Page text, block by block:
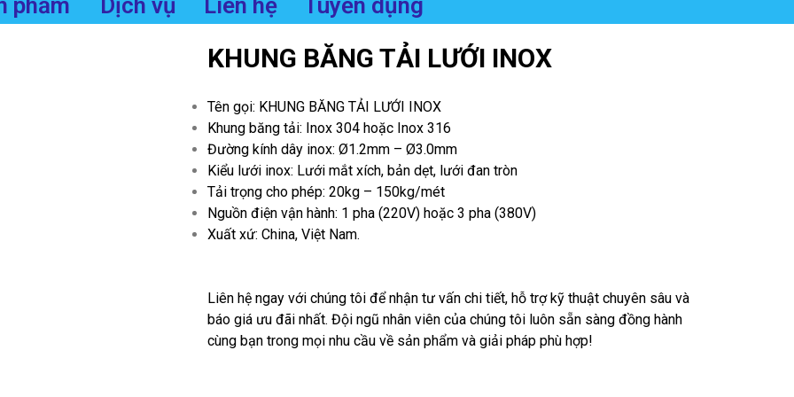
KHUNG BĂNG TẢI LƯỚI INOX
Tên gọi: KHUNG BĂNG TẢI LƯỚI INOX
Khung băng tải: Inox 304 hoặc Inox 316
Đường kính dây inox: Ø1.2mm – Ø3.0mm
Kiểu lưới inox: Lưới mắt xích, bản dẹt, lưới đan tròn
Tải trọng cho phép: 20kg – 150kg/mét
Nguồn điện vận hành: 1 pha (220V) hoặc 3 pha (380V)
Xuất xứ: China, Việt Nam.
Liên hệ ngay với chúng tôi để nhận tư vấn chi tiết, hỗ trợ kỹ thuật chuyên sâu và
báo giá ưu đãi nhất. Đội ngũ nhân viên của chúng tôi luôn sẵn sàng đồng hành
cùng bạn trong mọi nhu cầu về sản phẩm và giải pháp phù hợp!